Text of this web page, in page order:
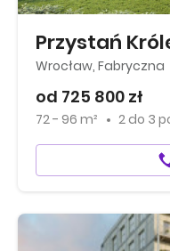
Przystań
Wrocław, Fabryczna
od 725 800 zł
72 - 96 m² 2 do 3